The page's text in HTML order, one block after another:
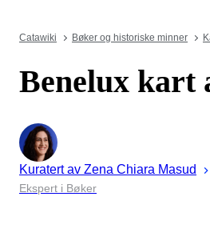
Catawiki Bøker og historiske minner
Benelux kart
Kuratert av Zena Chiara Masud
Ekspert i Bøker